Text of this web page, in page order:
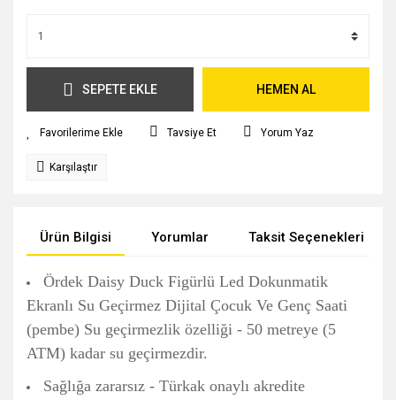
SEPETE EKLE HEMEN AL
Tavsiye Et Yorum Yaz
Karşılaştır
Ürün Bilgisi Yorumlar Taksit Seçenekleri
Ördek Daisy Duck Figürlü Led Dokunmatik
Ekranlı Su Geçirmez Dijital Çocuk Ve Genç Saati
(pembe) Su geçirmezlik özelliği - 50 metreye (5
ATM) kadar su geçirmezdir.
Sağlığa zararsız - Türkak onaylı akredite